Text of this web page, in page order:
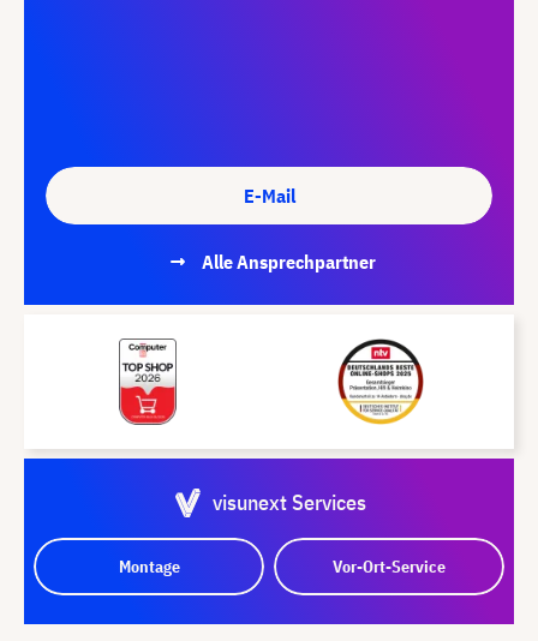
E-Mail
Alle Ansprechpartner
visunext Services
Montage Vor-Ort-Service